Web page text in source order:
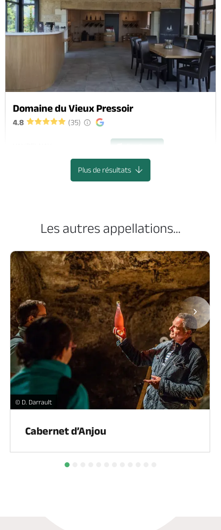
Domaine du Vieux Pressoir
4.8 (35)
Plus de résultats
Les autres appellations...
Cabernet d’Anjou -
© D. Darrault
Cabernet d’Anjou